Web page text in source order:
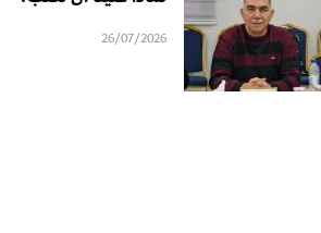
26/07/2026